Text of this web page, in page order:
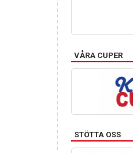
VÅRA CUPER
STÖTTA OSS